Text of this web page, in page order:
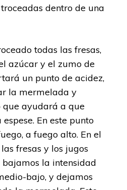
dentro de una
todas las fresas,
azúcar y el zumo de
un punto de acidez,
la mermelada y
ayudará a que
En este punto
a fuego alto. En el
fresas y los jugos
la intensidad
bajo, y dejamos